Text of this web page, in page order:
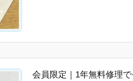
会員限定｜1年無料修理